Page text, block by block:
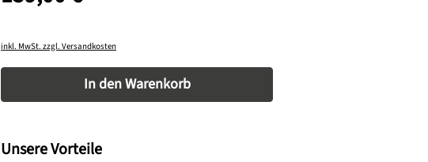
inkl. MwSt. zzgl. Versandkosten
Produkt Anzahl: Gib den gewünschten Wert ein oder
In den Warenkorb
Unsere Vorteile